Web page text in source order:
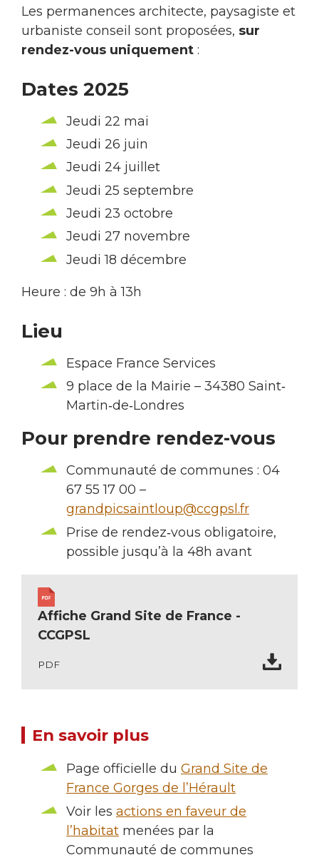
Les permanences architecte, paysagiste et
urbaniste conseil sont proposées, sur
rendez-vous uniquement :
Dates 2025
Jeudi 22 mai
Jeudi 26 juin
Jeudi 24 juillet
Jeudi 25 septembre
Jeudi 23 octobre
Jeudi 27 novembre
Jeudi 18 décembre
Heure : de 9h à 13h
Lieu
Espace France Services
9 place de la Mairie – 34380 Saint‐
Martin‐de‐Londres
Pour prendre rendez-vous
Communauté de communes : 04
67 55 17 00 –
grandpicsaintloup@ccgpsl.fr
Prise de rendez‐vous obligatoire,
possible jusqu’à la 48h avant
Affiche Grand Site de France -
CCGPSL
PDF
En savoir plus
Page officielle du Grand Site de
France Gorges de l’Hérault
Voir les actions en faveur de
l’habitat menées par la
Communauté de communes